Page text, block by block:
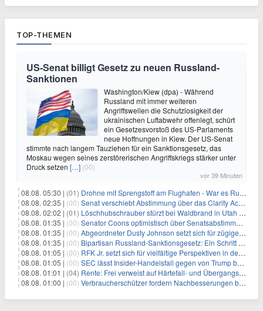
TOP-THEMEN
US-Senat billigt Gesetz zu neuen Russland-
Sanktionen
Washington/Kiew (dpa) - Während
Russland mit immer weiteren
Angriffswellen die Schutzlosigkeit der
ukrainischen Luftabwehr offenlegt, schürt
ein Gesetzesvorstoß des US-Parlaments
neue Hoffnungen in Kiew. Der US-Senat
stimmte nach langem Tauziehen für ein Sanktionsgesetz, das
Moskau wegen seines zerstörerischen Angriffskriegs stärker unter
Druck setzen […] (00)
vor 39 Minuten
08.08. 05:30 | (01) Drohne mit Sprengstoff am Flughafen - War es Russland?
08.08. 02:35 | (00) Senat verschiebt Abstimmung über das Clarity Act: Auswirkungen auf Unternehmen und das Vertrauen der Investoren
08.08. 02:02 | (01) Löschhubschrauber stürzt bei Waldbrand in Utah ab
08.08. 01:35 | (00) Senator Coons optimistisch über Senatsabstimmungen angesichts von Finanzierungsbedenken
08.08. 01:35 | (00) Abgeordneter Dusty Johnson setzt sich für zügige Regierungsfinanzierung angesichts von Shutdown-Risiken ein
08.08. 01:35 | (00) Bipartisan Russland-Sanktionsgesetz: Ein Schritt in Richtung Energieunabhängigkeit
08.08. 01:05 | (00) RFK Jr. setzt sich für vielfältige Perspektiven in der Gesundheitspolitik beim CDC-Gedenkakt ein
08.08. 01:05 | (00) SEC lässt Insider-Handelsfall gegen von Trump begnadigten Manager fallen
08.08. 01:01 | (04) Rente: Frei verweist auf Härtefall- und Übergangsregelungen
08.08. 01:00 | (00) Verbraucherschützer fordern Nachbesserungen bei Frühstartrente